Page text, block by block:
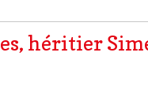
héritier